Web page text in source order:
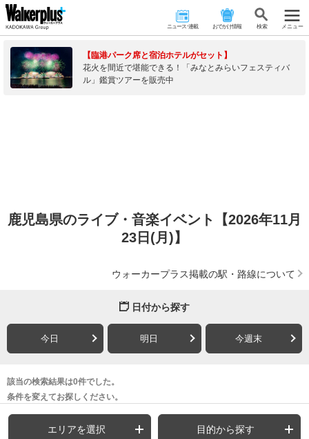
ニュース･連載 おでかけ情報 検 索 メニュー
【臨港パーク席と宿泊ホテルがセット】
花火を間近で堪能できる！「みなとみらいフェスティバ
ル」鑑賞ツアーを販売中
鹿児島県のライブ・音楽イベント【2026年11月
23日(月)】
ウォーカープラス掲載の駅・路線について
日付から探す
今日 明日 今週末
該当の検索結果は0件でした。
条件を変えてお探しください。
エリアを選択 目的から探す